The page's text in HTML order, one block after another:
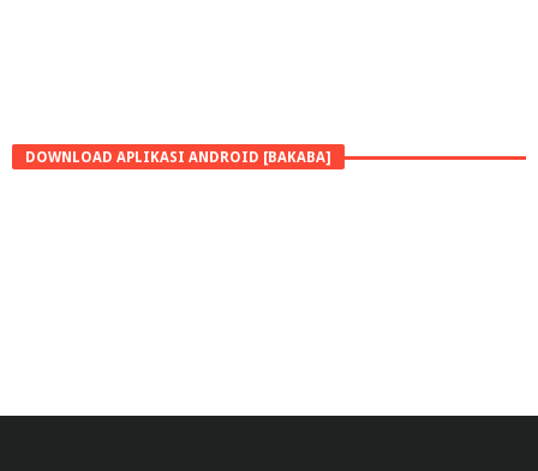
DOWNLOAD APLIKASI ANDROID [BAKABA]